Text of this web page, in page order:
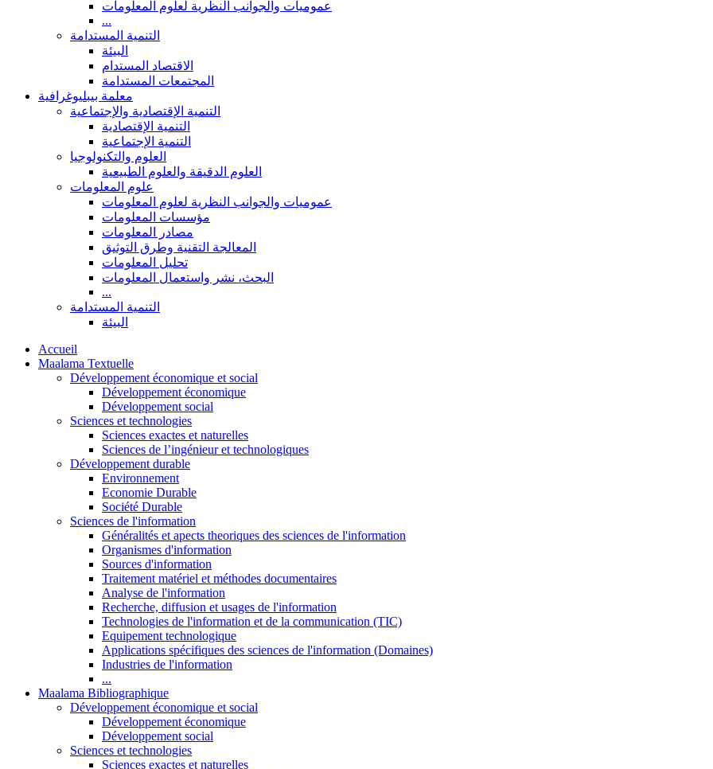
عموميات والجوانب النظرية لعلوم المعلومات
...
التنمية المستدامة
البيئة
الاقتصاد المستدام
المجتمعات المستدامة
معلمة بيبليوغرافية
التنمية الإقتصادية والإجتماعية
التنمية الإقتصادية
التنمية الإجتماعية
العلوم والتكنولوجيا
العلوم الدقيقة والعلوم الطبيعية
علوم المعلومات
عموميات والجوانب النظرية لعلوم المعلومات
مؤسسات المعلومات
مصادر المعلومات
المعالجة التقنية وطرق التوثيق
تحليل المعلومات
البحث، نشر واستعمال المعلومات
...
التنمية المستدامة
البيئة
Accueil
Maalama Textuelle
Développement économique et social
Développement économique
Développement social
Sciences et technologies
Sciences exactes et naturelles
Sciences de l’ingénieur et technologiques
Développement durable
Environnement
Economie Durable
Société Durable
Sciences de l'information
Généralités et apects theoriques des sciences de l'information
Organismes d'information
Sources d'information
Traitement matériel et méthodes documentaires
Analyse de l'information
Recherche, diffusion et usages de l'information
Technologies de l'information et de la communication (TIC)
Equipement technologique
Applications spécifiques des sciences de l'information (Domaines)
Industries de l'information
...
Maalama Bibliographique
Développement économique et social
Développement économique
Développement social
Sciences et technologies
Sciences exactes et naturelles